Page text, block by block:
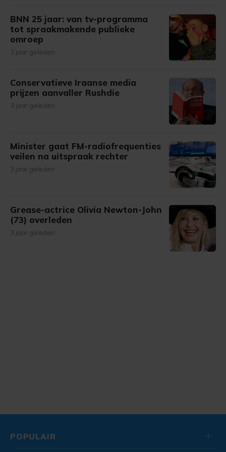
BNN 25 jaar: van tv-programma
tot spraakmakende publieke
omroep
3 jaar geleden
Conservatieve Iraanse media
prijzen aanvaller Rushdie
3 jaar geleden
Minister gaat FM-radiofrequenties
veilen na uitspraak rechter
3 jaar geleden
Grease-actrice Olivia Newton-John
(73) overleden
3 jaar geleden
POPULAIR